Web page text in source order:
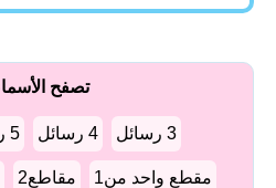
تصفح
3 رسائل 4 رسائل 5 رسائل
مقطع واحد من1 مقاطع2